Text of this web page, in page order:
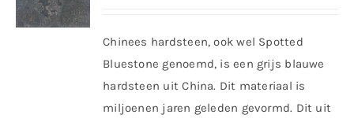
Chinees hardsteen, ook wel Spotted
Bluestone genoemd, is een grijs blauwe
hardsteen uit China. Dit materiaal is
miljoenen jaren geleden gevormd. Dit uit